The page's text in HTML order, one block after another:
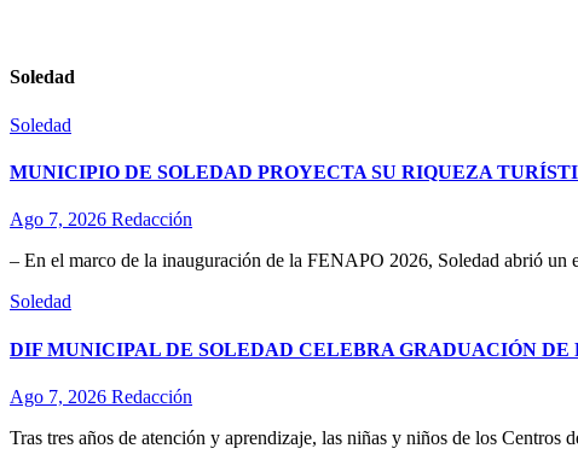
Soledad
Soledad
MUNICIPIO DE SOLEDAD PROYECTA SU RIQUEZA
Ago 7, 2026 Redacción
– En el marco de la inauguración de la FENAPO 2026, Soledad abrió un
Soledad
DIF MUNICIPAL DE SOLEDAD CELEBRA GRADUACIÓN DE
Ago 7, 2026 Redacción
Tras tres años de atención y aprendizaje, las niñas y niños de los